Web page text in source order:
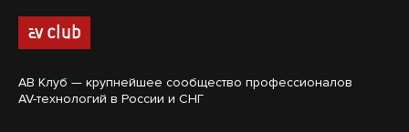
АВ Клуб — крупнейшее сообщество профессионалов
AV-технологий в России и СНГ